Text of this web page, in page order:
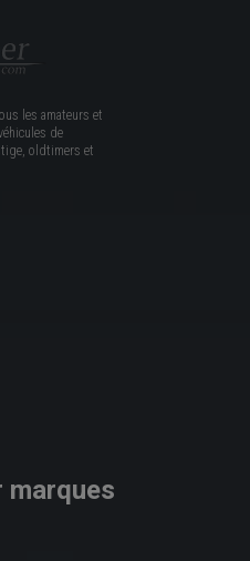
les amateurs et
de
oldtimers et
marques